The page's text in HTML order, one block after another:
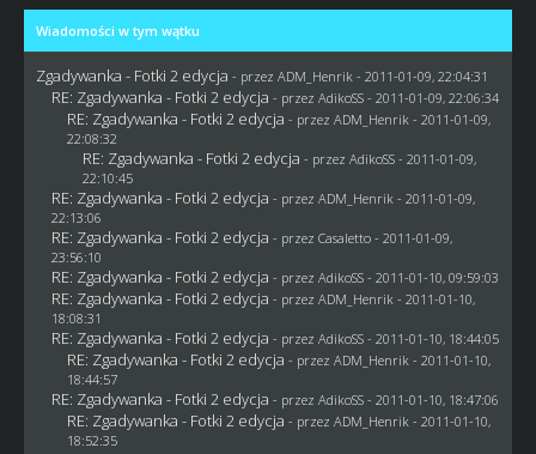
Wiadomości w tym wątku
Zgadywanka - Fotki 2 edycja - przez ADM_Henrik - 2011-01-09, 22:04:31
RE: Zgadywanka - Fotki 2 edycja - przez AdikoSS - 2011-01-09, 22:06:34
RE: Zgadywanka - Fotki 2 edycja - przez ADM_Henrik - 2011-01-09,
22:08:32
RE: Zgadywanka - Fotki 2 edycja - przez AdikoSS - 2011-01-09,
22:10:45
RE: Zgadywanka - Fotki 2 edycja - przez ADM_Henrik - 2011-01-09,
22:13:06
RE: Zgadywanka - Fotki 2 edycja - przez Casaletto- 2011-01-09,
23:56:10
RE: Zgadywanka - Fotki 2 edycja - przez AdikoSS - 2011-01-10, 09:59:03
RE: Zgadywanka - Fotki 2 edycja - przez ADM_Henrik - 2011-01-10,
18:08:31
RE: Zgadywanka - Fotki 2 edycja - przez AdikoSS - 2011-01-10, 18:44:05
RE: Zgadywanka - Fotki 2 edycja - przez ADM_Henrik - 2011-01-10,
18:44:57
RE: Zgadywanka - Fotki 2 edycja - przez AdikoSS - 2011-01-10, 18:47:06
RE: Zgadywanka - Fotki 2 edycja - przez ADM_Henrik - 2011-01-10,
18:52:35